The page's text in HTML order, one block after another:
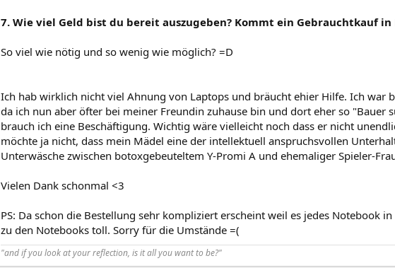
7. Wie viel Geld bist du bereit auszugeben? Kommt ein Gebrauchtkauf in
So viel wie nötig und so wenig wie möglich? =D
Ich hab wirklich nicht viel Ahnung von Laptops und bräucht ehier Hilfe. Ich war
da ich nun aber öfter bei meiner Freundin zuhause bin und dort eher so "Bauer
brauch ich eine Beschäftigung. Wichtig wäre vielleicht noch dass er nicht
möchte ja nicht, dass mein Mädel eine der intellektuell anspruchsvollen
Unterwäsche zwischen botoxgebeuteltem Y-Promi A und ehemaliger Spieler-
Vielen Dank schonmal <3
PS: Da schon die Bestellung sehr kompliziert erscheint weil es jedes Notebook
zu den Notebooks toll. Sorry für die Umstände =(
"and if you look at your reflection, is it all you want to be?"